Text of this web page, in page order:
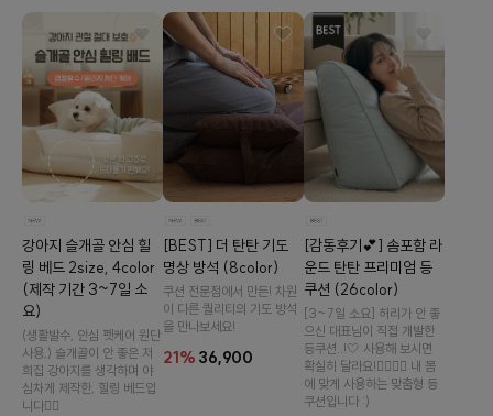
강아지 슬개골 안심 힐
링 베드 2size, 4color
(제작 기간 3~7일 소
요)
(생활발수, 안심 펫케어 원단
사용,) 슬개골이 안 좋은 저
희집 강아지를 생각하며 야
심차게 제작한, 힐링 베드입
니다👍🏻
[BEST] 더 탄탄 기도
명상 방석 (8color)
쿠션 전문점에서 만든! 차원
이 다른 퀄리티의 기도 방석
을 만나보세요!
21% 36,900
[감동후기💕] 솜포함 라
운드 탄탄 프리미엄 등
쿠션 (26color)
[3~7일 소요] 허리가 안 좋
으신 대표님이 직접 개발한
등쿠션..!🤍 사용해 보시면
확실히 달라요!👉🏻👈🏻 내 몸
에 맞게 사용하는 맞춤형 등
쿠션입니다 :)